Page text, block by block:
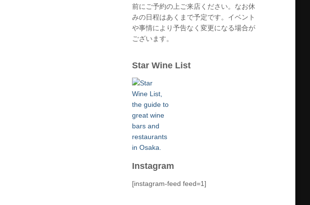
前にご予約の上ご来店ください。なお休
みの日程はあくまで予定です。イベント
や事情により予告なく変更になる場合が
ございます。
Star Wine List
Instagram
[instagram-feed feed=1]